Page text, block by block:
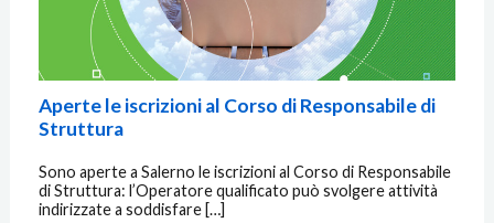
Aperte le iscrizioni al Corso di Responsabile di
Struttura
Sono aperte a Salerno le iscrizioni al Corso di Responsabile
di Struttura: l’Operatore qualificato può svolgere attività
indirizzate a soddisfare […]